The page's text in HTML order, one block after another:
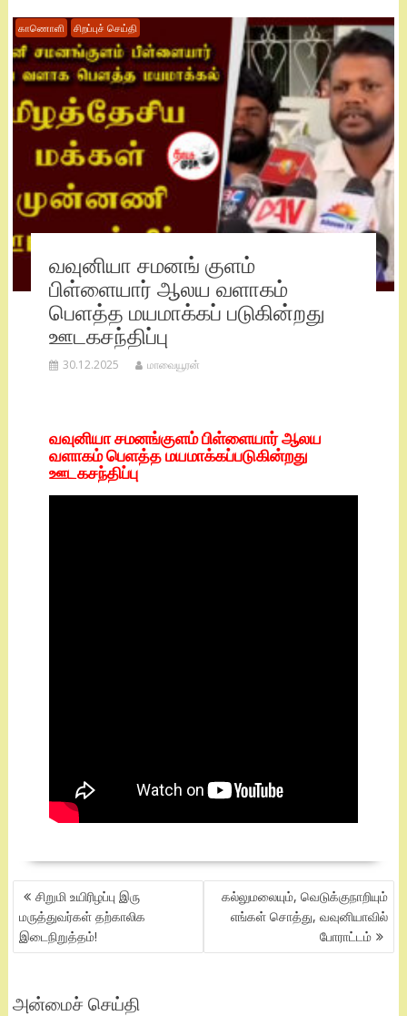
காணொளி சிறப்புச் செய்தி
வவுனியா சமனங் குளம்
பிள்ளையார் ஆலய வளாகம்
பெளத்த மயமாக்கப் படுகின்றது
ஊடகசந்திப்பு
30.12.2025 மாவையூரன்
வவுனியா சமனங்குளம் பிள்ளையார் ஆலய
வளாகம் பெளத்த மயமாக்கப்படுகின்றது
ஊடகசந்திப்பு
POST
NAVIGATION
சிறுமி உயிரிழப்பு இரு
மருத்துவர்கள் தற்காலிக
இடைநிறுத்தம்!
கல்லுமலையும், வெடுக்குநாறியும்
எங்கள் சொத்து, வவுனியாவில்
போராட்டம்
அன்மைச் செய்தி